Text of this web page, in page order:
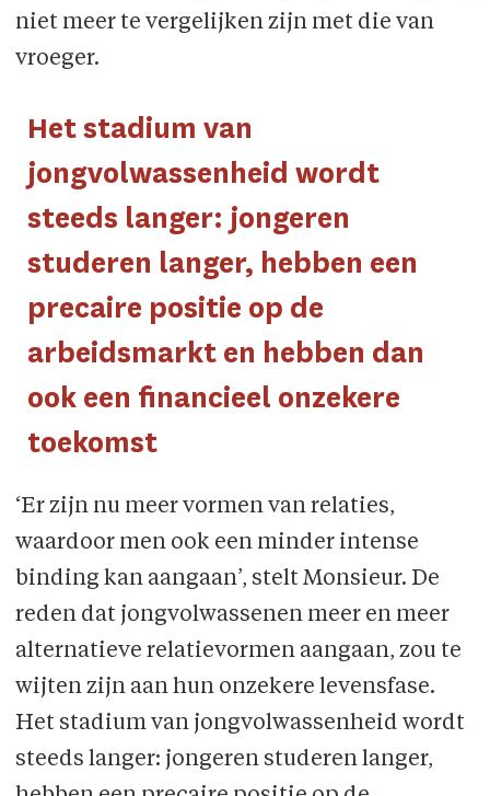
niet meer te vergelijken zijn met die van
vroeger.
Het stadium van
jongvolwassenheid wordt
steeds langer: jongeren
studeren langer, hebben een
precaire positie op de
arbeidsmarkt en hebben dan
ook een financieel onzekere
toekomst
‘Er zijn nu meer vormen van relaties,
waardoor men ook een minder intense
binding kan aangaan’, stelt Monsieur. De
reden dat jongvolwassenen meer en meer
alternatieve relatievormen aangaan, zou te
wijten zijn aan hun onzekere levensfase.
Het stadium van jongvolwassenheid wordt
steeds langer: jongeren studeren langer,